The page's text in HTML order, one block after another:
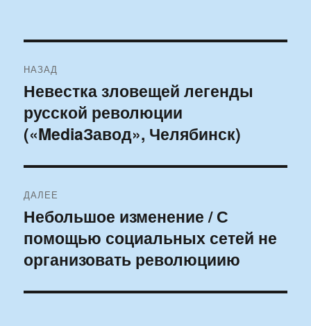
по
записям
НАЗАД
Предыдущая
запись:
Невестка зловещей легенды
русской революции
(«MediaЗавод», Челябинск)
ДАЛЕЕ
Следующая
запись:
Небольшое изменение / С
помощью социальных сетей не
организовать революциию